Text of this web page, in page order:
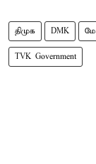
திமுக DMK
TVK Government